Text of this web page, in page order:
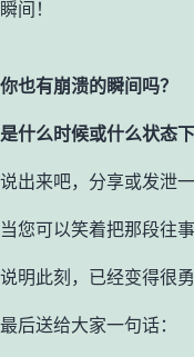
你也有崩溃的瞬间吗？
是什么时候或什么状态下
说出来吧，分享或发泄一
当您可以笑着把那段往事
说明此刻，已经变得很
最后送给大家一句话：